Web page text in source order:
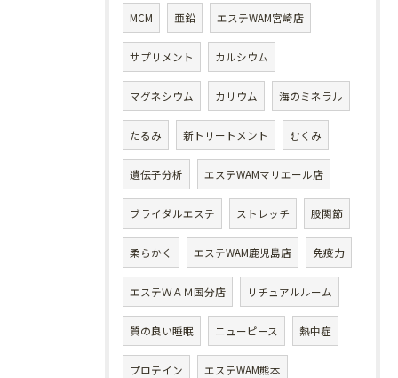
MCM 亜鉛 エステWAM宮崎店
サプリメント カルシウム
マグネシウム カリウム 海のミネラル
たるみ 新トリートメント むくみ
遺伝子分析 エステWAMマリエール店
ブライダルエステ ストレッチ 股関節
柔らかく エステWAM鹿児島店 免疫力
エステＷＡＭ国分店 リチュアルルーム
質の良い睡眠 ニューピース 熱中症
プロテイン エステWAM熊本